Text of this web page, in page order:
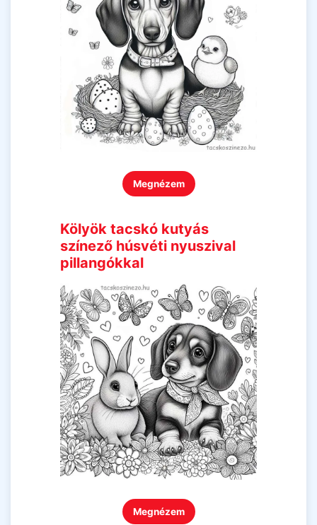
Megnézem
Kölyök tacskó kutyás
színező húsvéti nyuszival
pillangókkal
Megnézem